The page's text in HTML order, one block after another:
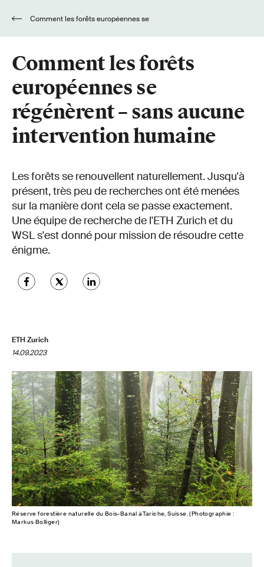
Comment les forêts
européennes se
régénèrent – sans aucune
intervention humaine
Les forêts se renouvellent naturellement. Jusqu'à
présent, très peu de recherches ont été menées
sur la manière dont cela se passe exactement.
Une équipe de recherche de l'ETH Zurich et du
WSL s'est donné pour mission de résoudre cette
énigme.
ETH Zurich
14.09.2023
Réserve forestière naturelle du Bois-Banal àTariche, Suisse. (Photographie :
Markus Bolliger)